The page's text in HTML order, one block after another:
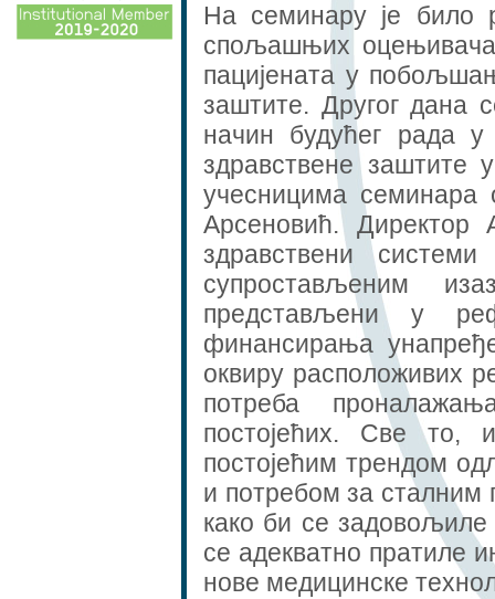
На семинару је било
спољашњих
пацијената у
заштите. Другог дана
начин будућег рада
здравствене заштите
учесницима
Арсеновић.
здравствени
супростављеним
представљени у
финансирања
оквиру расположивих
потреба
постојећих. Све то,
постојећим трендом
и потребом за сталним
како би се
се адекватно пратиле
нове медицинске